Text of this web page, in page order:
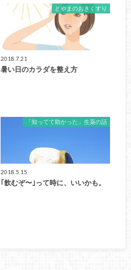
とやまのおきくすり
2018.7.21
暑い日のカラダを整え方
「知ってて助かった」生薬の話
2018.5.15
｢飲むぞ〜｣って時に、いいかも。